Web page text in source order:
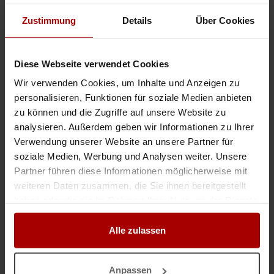
Zustimmung Details Über Cookies
Diese Webseite verwendet Cookies
Wir verwenden Cookies, um Inhalte und Anzeigen zu
personalisieren, Funktionen für soziale Medien anbieten
zu können und die Zugriffe auf unsere Website zu
analysieren. Außerdem geben wir Informationen zu Ihrer
Verwendung unserer Website an unsere Partner für
soziale Medien, Werbung und Analysen weiter. Unsere
Partner führen diese Informationen möglicherweise mit
weiteren Daten zusammen, die Sie ihnen bereitgestellt
gesammelt haben.
Alle zulassen
Anpassen
Weitere Premium-Aufträge
Auftragswert: VHB EUR
Erfahrene Fassadenmonteure für Baustelle in Bonn gesucht Für ein
Bauvorhaben in Bonn suchen wir ab circa September erfahrene und
zuverlässige Fassadenmonteure beziehungsweise eine eingespielte Mont ..
Premium-Auftragin 53227, Bonn 05.08.2026
Erfahrene Fassadenbauer (WDVS) / Kolonnen
Auftragswert: 200.000,00 EUR
Für mehrere Bauprojekte in Köln und Umgebung suchen wir aktuell 3–4
(WDVS). Pro Quadratmeter 35 € bis 50 €. Projektumfang: WDV ..
in 50677, Köln
SUCHE Montagekolonne PR-Fassade